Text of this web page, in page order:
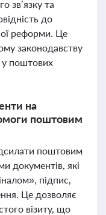
зв’язку та
до
реформи. Це
законодавству
поштових
на
поштовим
поштовим
документів, які
підпис,
Це дозволяє
візиту, що